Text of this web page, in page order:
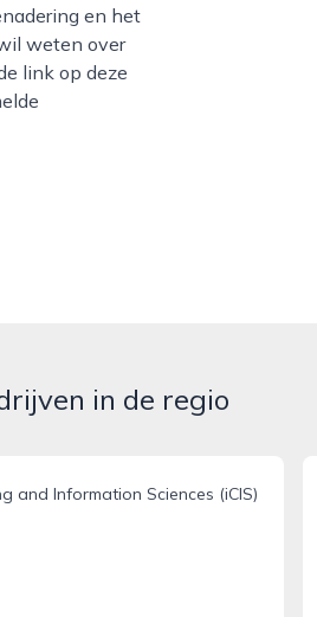
en het
weten over
link op deze
in de regio
and Information Sciences (iCIS)